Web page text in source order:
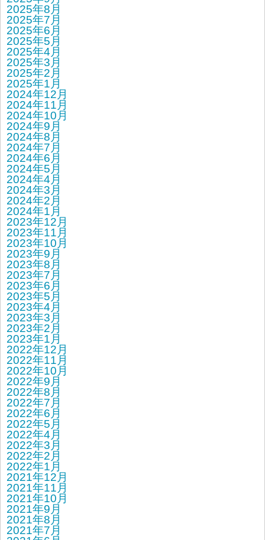
2025年8月
2025年7月
2025年6月
2025年5月
2025年4月
2025年3月
2025年2月
2025年1月
2024年12月
2024年11月
2024年10月
2024年9月
2024年8月
2024年7月
2024年6月
2024年5月
2024年4月
2024年3月
2024年2月
2024年1月
2023年12月
2023年11月
2023年10月
2023年9月
2023年8月
2023年7月
2023年6月
2023年5月
2023年4月
2023年3月
2023年2月
2023年1月
2022年12月
2022年11月
2022年10月
2022年9月
2022年8月
2022年7月
2022年6月
2022年5月
2022年4月
2022年3月
2022年2月
2022年1月
2021年12月
2021年11月
2021年10月
2021年9月
2021年8月
2021年7月